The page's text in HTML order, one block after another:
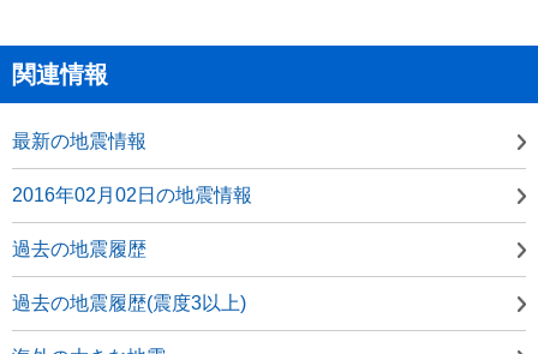
関連情報
最新の地震情報
2016年02月02日の地震情報
過去の地震履歴
過去の地震履歴(震度3以上)